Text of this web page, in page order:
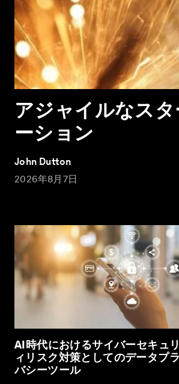
アジャイルなス
ーション
John Dutton
2026年8月7日
AI時代におけるサイバーセキュ
ィリスク対策としてのデータプ
バシーツール